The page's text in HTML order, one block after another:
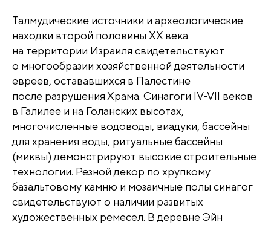
Талмудические источники и археологические
находки второй половины XX века
на территории Израиля свидетельствуют
о многообразии хозяйственной деятельности
евреев, остававшихся в Палестине
после разрушения Храма. Синагоги IV-VII веков
в Галилее и на Голанских высотах,
многочисленные водоводы, виадуки, бассейны
для хранения воды, ритуальные бассейны
(миквы) демонстрируют высокие строительные
технологии. Резной декор по хрупкому
базальтовому камню и мозаичные полы синагог
свидетельствуют о наличии развитых
художественных ремесел. В деревне Эйн